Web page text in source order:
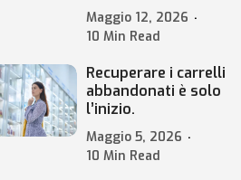
Maggio 12, 2026
10 Min Read
Recuperare i carrelli
abbandonati è solo
l’inizio.
Maggio 5, 2026
10 Min Read